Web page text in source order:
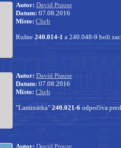
Autor: David Prause
Datum: 07.08.2016
Místo: Cheb
Rušne 240.014-1 a 240.048-9 boli
Autor: David Prause
Datum: 07.08.2016
Místo: Cheb
"Laminátka" 240.021-6 odpočíva
Autor: David Prause